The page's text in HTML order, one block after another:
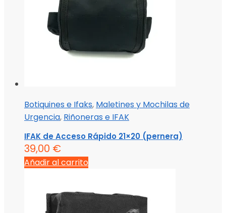
Botiquines e Ifaks, Maletines y Mochilas de
Urgencia, Riñoneras e IFAK
IFAK de Acceso Rápido 21×20 (pernera)
39,00 €
Añadir al carrito